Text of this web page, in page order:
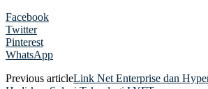
Facebook
Twitter
Pinterest
WhatsApp
Previous articleLink Net Enterprise dan